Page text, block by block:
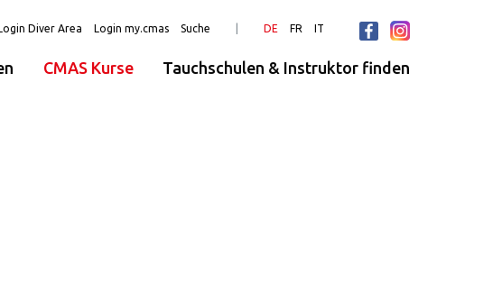
Login Diver Area Login my.cmas Suche DE FR IT
CMAS Kurse Tauchschulen & Instruktor finden